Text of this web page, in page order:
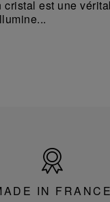
cristal est une
France
IN FRANCE